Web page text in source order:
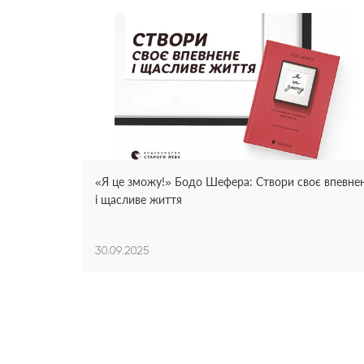
«Я це зможу!» Бодо Шефера: Створи своє
і щасливе життя
30.09.2025